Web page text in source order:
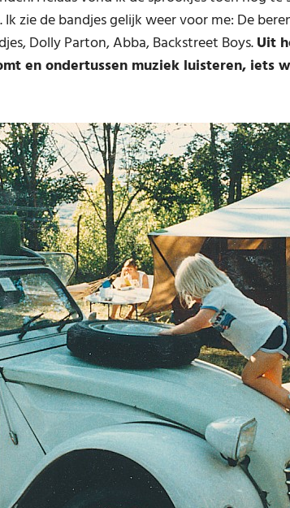
zie de bandjes gelijk weer voor me: De
Dolly Parton, Abba, Backstreet Boys.Uit
en ondertussen muziek luisteren, iets